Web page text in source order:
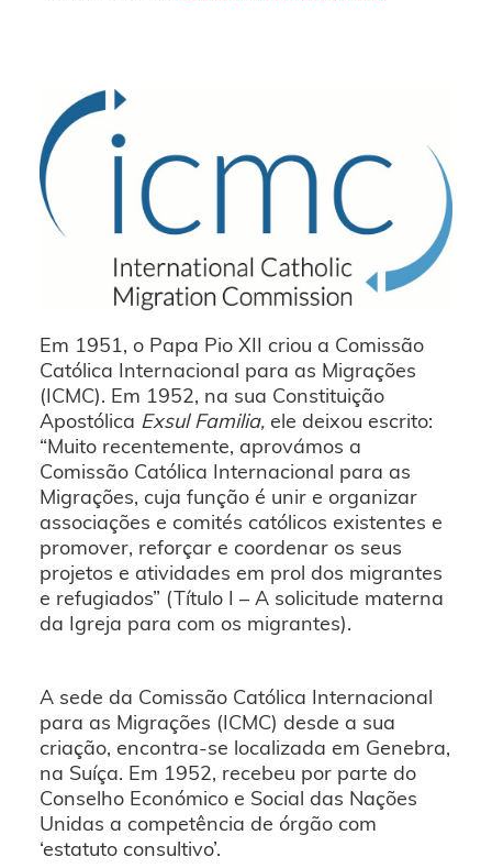
Em 1951, o Papa Pio XII criou a Comissão
Católica Internacional para as Migrações
(ICMC). Em 1952, na sua Constituição
Apostólica Exsul Familia, ele deixou escrito:
“Muito recentemente, aprovámos a
Comissão Católica Internacional para as
Migrações, cuja função é unir e organizar
associações e comités católicos existentes e
promover, reforçar e coordenar os seus
projetos e atividades em prol dos migrantes
e refugiados” (Título I – A solicitude materna
da Igreja para com os migrantes).
A sede da Comissão Católica Internacional
para as Migrações (ICMC) desde a sua
criação, encontra-se localizada em Genebra,
na Suíça. Em 1952, recebeu por parte do
Conselho Económico e Social das Nações
Unidas a competência de órgão com
‘estatuto consultivo’.